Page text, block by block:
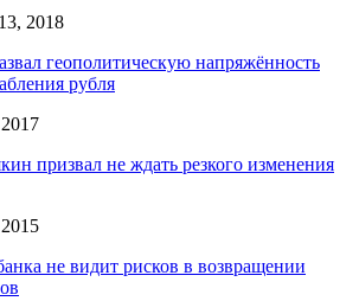
2018
геополитическую напряжённость
рубля
призвал не ждать резкого изменения
не видит рисков в возвращении